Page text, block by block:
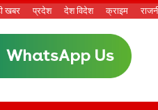
खबर प्रदेश देश विदेश क्राइम